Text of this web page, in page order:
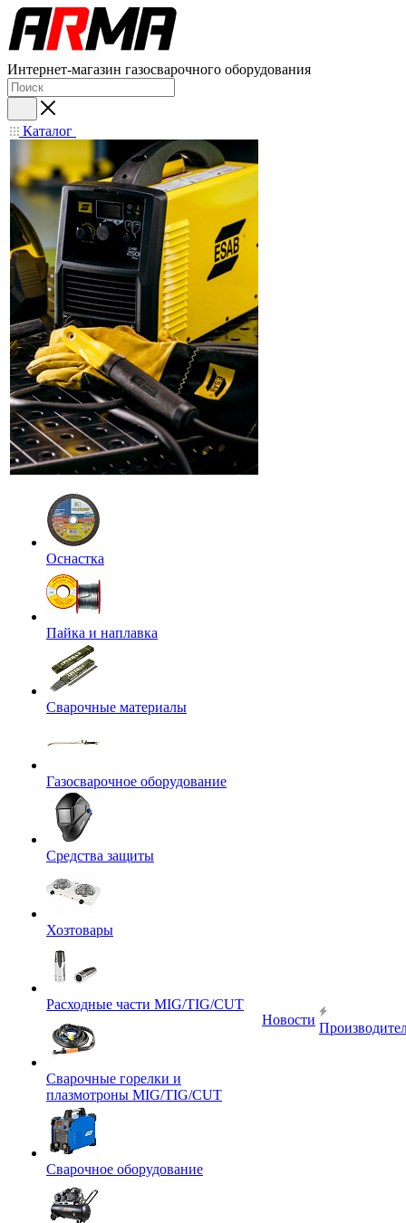
Интернет-магазин газосварочного оборудования
Каталог
Оснастка
Пайка и наплавка
Сварочные материалы
Газосварочное оборудование
Средства защиты
Хозтовары
Расходные части MIG/TIG/CUT
Сварочные горелки и
плазмотроны MIG/TIG/CUT
Сварочное оборудование
Новости